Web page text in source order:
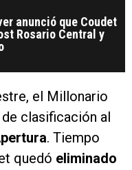
anunció que Coudet
Rosario Central y
el Millonario
clasificación al
. Tiempo
quedó eliminado